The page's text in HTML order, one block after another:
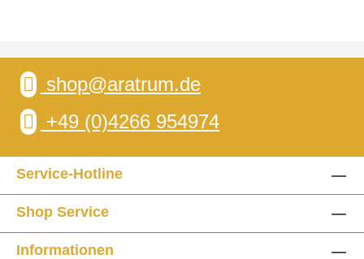
shop@aratrum.de
+49 (0)4266 954974
Service-Hotline
Shop Service
Informationen